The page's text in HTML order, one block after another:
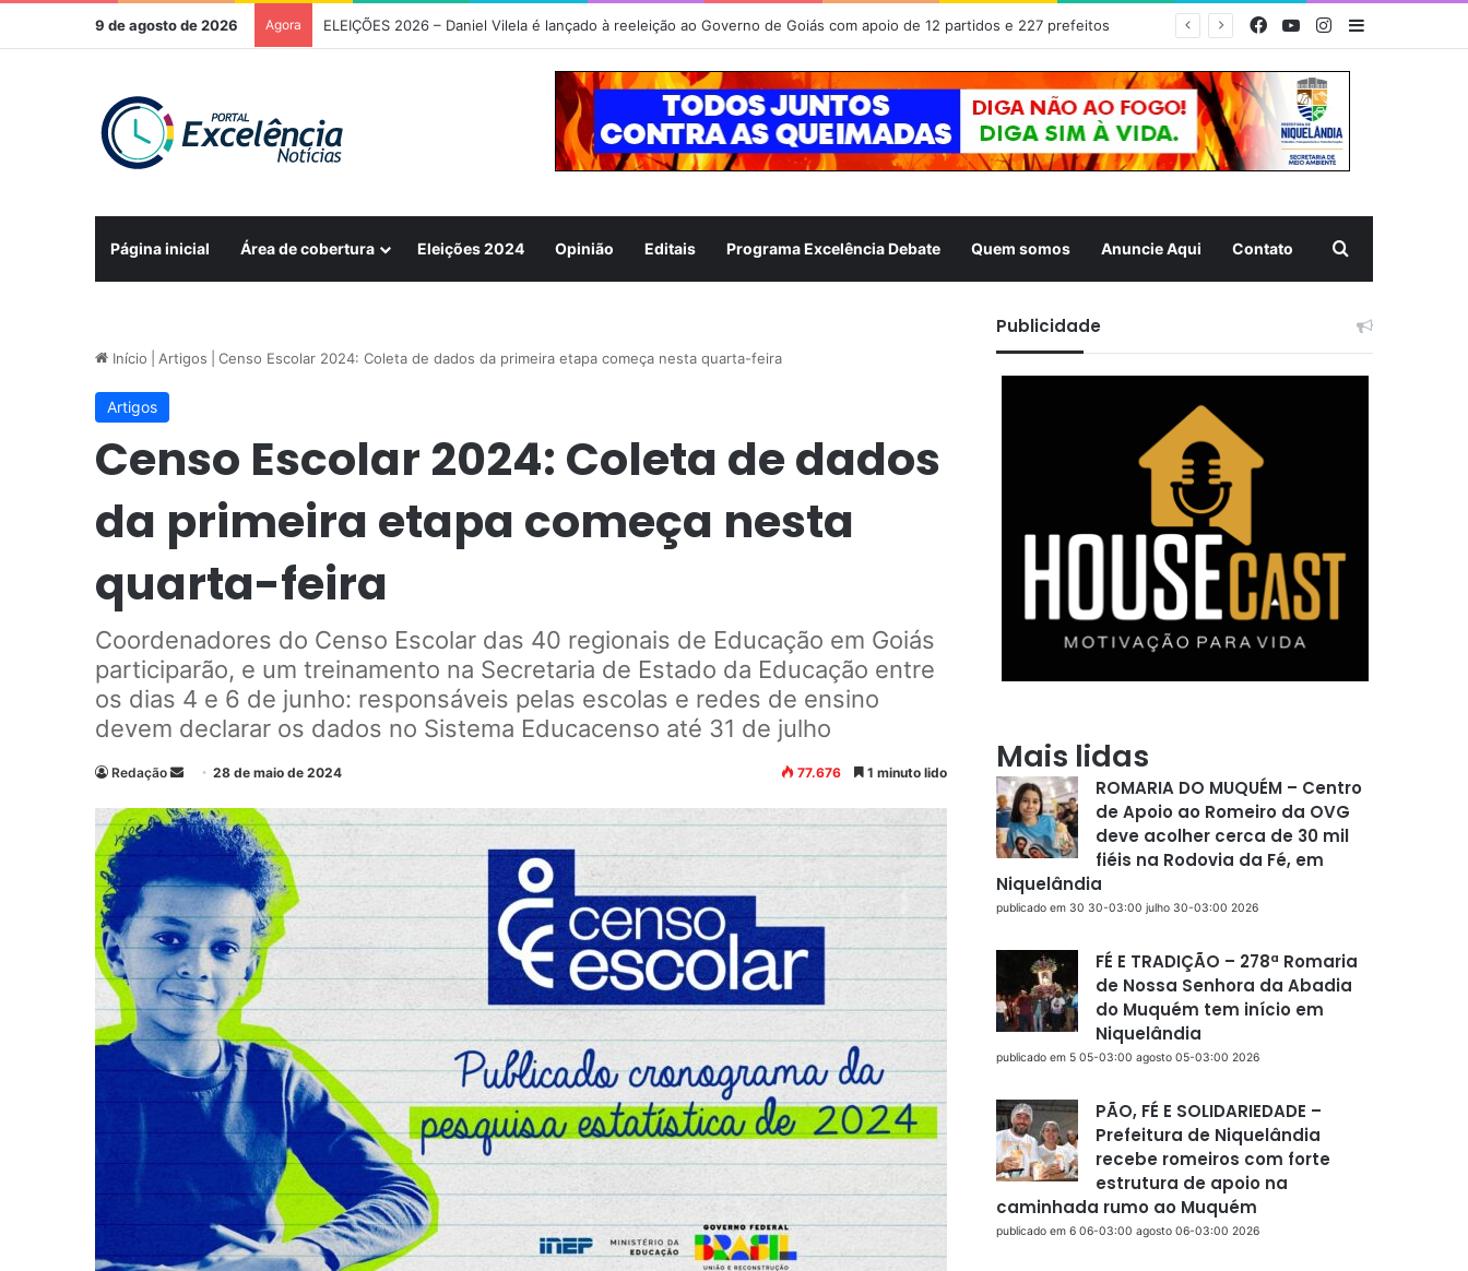
9 de agosto de 2026 Agora ELEIÇÕES 2026 – Daniel Vilela é lançado à reeleição ao Governo de Goiás com apoio de 12 partidos e 227 prefeitos FacebookYouTubeInstagram
Página inicial Área de cobertura Eleições 2024 Opinião Editais Programa Excelência Debate Quem somos Anuncie Aqui Contato
Início Artigos Censo Escolar 2024: Coleta de dados da primeira etapa começa nesta quarta-feira
Artigos
Censo Escolar 2024: Coleta de dados
da primeira etapa começa nesta
quarta-feira
Coordenadores do Censo Escolar das 40 regionais de Educação em Goiás
participarão, e um treinamento na Secretaria de Estado da Educação entre
os dias 4 e 6 de junho: responsáveis pelas escolas e redes de ensino
devem declarar os dados no Sistema Educacenso até 31 de julho
Redação
n
e
m
e
-
m
a
28 de maio de 2024 77.676 1 minuto lido
Publicidade
Mais lidas
ROMARIA DO MUQUÉM – Centro
de Apoio ao Romeiro da OVG
deve acolher cerca de 30 mil
fiéis na Rodovia da Fé, em
Niquelândia
publicado em 30 30-03:00 julho 30-03:00 2026
FÉ E TRADIÇÃO – 278ª Romaria
de Nossa Senhora da Abadia
do Muquém tem início em
Niquelândia
publicado em 5 05-03:00 agosto 05-03:00 2026
PÃO, FÉ E SOLIDARIEDADE –
Prefeitura de Niquelândia
recebe romeiros com forte
estrutura de apoio na
caminhada rumo ao Muquém
publicado em 6 06-03:00 agosto 06-03:00 2026